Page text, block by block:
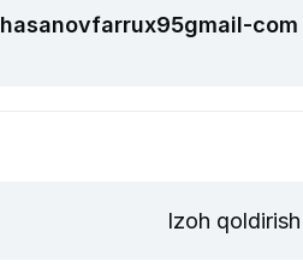
hasanovfarrux95gmail-com
Izoh